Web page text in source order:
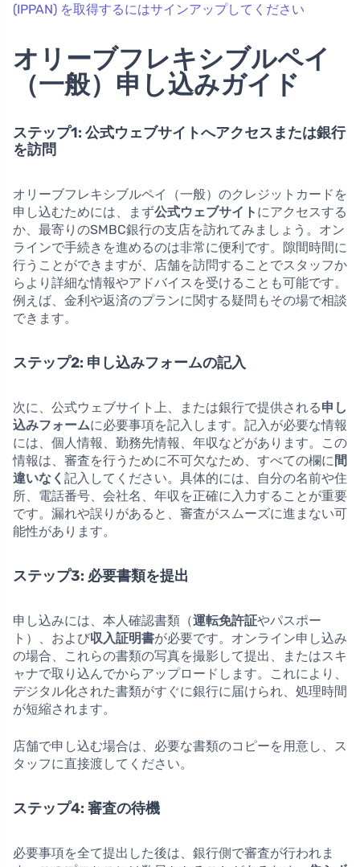
(IPPAN) を取得するにはサインアップしてください
オリーブフレキシブルペイ
（一般）申し込みガイド
ステップ1: 公式ウェブサイトへアクセスまたは銀行
を訪問
オリーブフレキシブルペイ（一般）のクレジットカードを
申し込むためには、まず公式ウェブサイト にアクセスする
か、最寄りのSMBC銀行の支店を訪れてみましょう。オン
ラインで手続きを進めるのは非常に便利です。隙間時間に
行うことができますが、店舗を訪問することでスタッフか
らより詳細な情報やアドバイスを受けることも可能です。
例えば、金利や返済のプランに関する疑問もその場で相談
できます。
ステップ2: 申し込みフォームの記入
次に、公式ウェブサイト上、または銀行で提供される申し
込みフォームに必要事項を記入します。記入が必要な情報
には、個人情報、勤務先情報、年収などがあります。この
情報は、審査を行うために不可欠なため、すべての欄に 間
違いなく 記入してください。具体的には、自分の名前や住
所、電話番号、会社名、年収を正確に入力することが重要
です。漏れや誤りがあると、審査がスムーズに進まない可
能性があります。
ステップ3: 必要書類を提出
申し込みには、本人確認書類（運転免許証やパスポー
ト）、および収入証明書が必要です。オンライン申し込み
の場合、これらの書類の写真を撮影して提出、またはスキ
ャナで取り込んでからアップロードします。これにより、
デジタル化された書類がすぐに銀行に届けられ、処理時間
が短縮されます。
店舗で申し込む場合は、必要な書類のコピーを用意し、ス
タッフに直接渡してください。
ステップ4: 審査の待機
必要事項を全て提出した後は、銀行側で審査が行われま